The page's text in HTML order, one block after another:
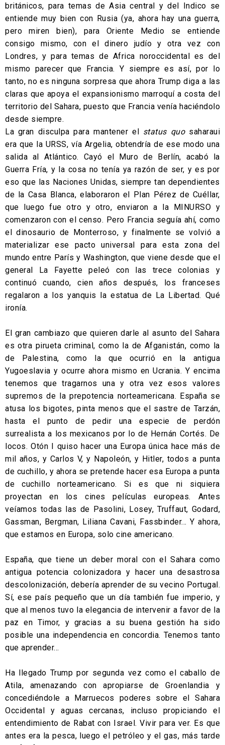
británicos, para temas de Asia central y del Indico se
entiende muy bien con Rusia (ya, ahora hay una guerra,
pero miren bien), para Oriente Medio se entiende
consigo mismo, con el dinero judío y otra vez con
Londres, y para temas de Africa noroccidental es del
mismo parecer que Francia. Y siempre es así, por lo
tanto, no es ninguna sorpresa que ahora Trump diga a las
claras que apoya el expansionismo marroquí a costa del
territorio del Sahara, puesto que Francia venía haciéndolo
desde siempre.
La gran disculpa para mantener el status quosaharaui
era que la URSS, vía Argelia, obtendría de ese modo una
salida al Atlántico. Cayó el Muro de Berlín, acabó la
Guerra Fría, y la cosa no tenía ya razón de ser, y es por
eso que las Naciones Unidas, siempre tan dependientes
de la Casa Blanca, elaboraron el Plan Pérez de Cuéllar,
que luego fue otro y otro, enviaron a la MINURSO y
comenzaron con el censo. Pero Francia seguía ahí, como
el dinosaurio de Monterroso, y finalmente se volvió a
materializar ese pacto universal para esta zona del
mundo entre París y Washington, que viene desde que el
general La Fayette peleó con las trece colonias y
continuó cuando, cien años después, los franceses
regalaron a los yanquis la estatua de La Libertad. Qué
ironía.
El gran cambiazo que quieren darle al asunto del Sahara
es otra pirueta criminal, como la de Afganistán, como la
de Palestina, como la que ocurrió en la antigua
Yugoeslavia y ocurre ahora mismo en Ucrania. Y encima
tenemos que tragarnos una y otra vez esos valores
supremos de la prepotencia norteamericana. España se
atusa los bigotes, pinta menos que el sastre de Tarzán,
hasta el punto de pedir una especie de perdón
surrealista a los mexicanos por lo de Hernán Cortés. De
locos. Otón I quiso hacer una Europa única hace más de
mil años, y Carlos V, y Napoleón, y Hitler, todos a punta
de cuchillo, y ahora se pretende hacer esa Europa a punta
de cuchillo norteamericano. Si es que ni siquiera
proyectan en los cines películas europeas. Antes
veíamos todas las de Pasolini, Losey, Truffaut, Godard,
Gassman, Bergman, Liliana Cavani, Fassbinder… Y ahora,
que estamos en Europa, solo cine americano.
España, que tiene un deber moral con el Sahara como
antigua potencia colonizadora y hacer una desastrosa
descolonización, debería aprender de su vecino Portugal.
Sí, ese país pequeño que un día también fue imperio, y
que al menos tuvo la elegancia de intervenir a favor de la
paz en Timor, y gracias a su buena gestión ha sido
posible una independencia en concordia. Tenemos tanto
que aprender…
Ha llegado Trump por segunda vez como el caballo de
Atila, amenazando con apropiarse de Groenlandia y
concediéndole a Marruecos poderes sobre el Sahara
Occidental y aguas cercanas, incluso propiciando el
entendimiento de Rabat con Israel. Vivir para ver. Es que
antes era la pesca, luego el petróleo y el gas, más tarde